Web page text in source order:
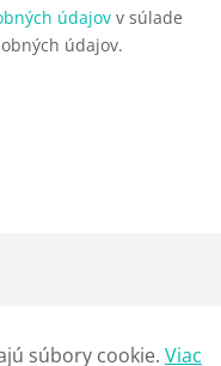
údajovv súlade
údajov.
súbory cookie. Viac